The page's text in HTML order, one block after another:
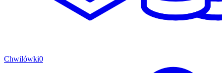
Chwilówki0